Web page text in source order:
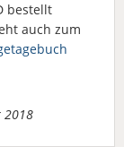
bestellt
auch zum
2018